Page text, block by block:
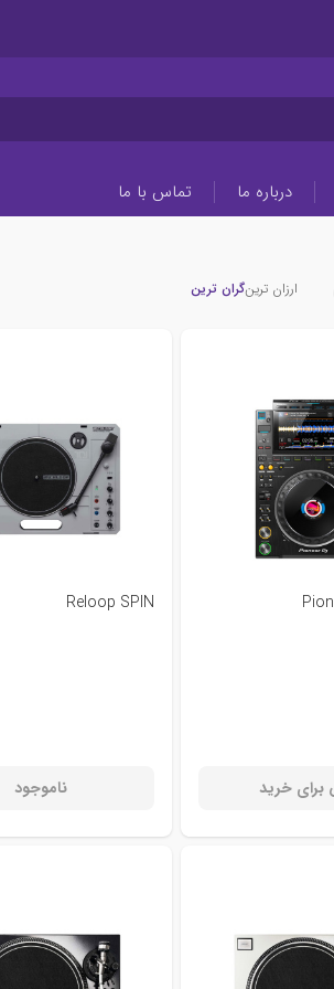
درباره ما تماس با ما
ارزان ترینگران ترین
برای خرید
Reloop SPIN
ناموجود